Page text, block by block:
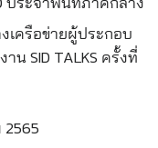
เครือข่ายผู้ประกอบ
น SID TALKS ครั้งที่